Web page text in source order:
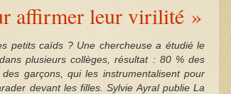
affirmer leur virilité »
petits caïds ? Une chercheuse a étudié le
plusieurs collèges, résultat : 80 % des
des garçons, qui les instrumentalisent pour
devant les filles. Sylvie Ayral publie La